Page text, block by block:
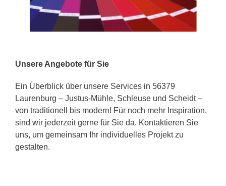
Unsere Angebote für Sie
Ein Überblick über unsere Services in 56379
Laurenburg – Justus-Mühle, Schleuse und Scheidt –
von traditionell bis modern! Für noch mehr Inspiration,
sind wir jederzeit gerne für Sie da. Kontaktieren Sie
uns, um gemeinsam Ihr individuelles Projekt zu
gestalten.